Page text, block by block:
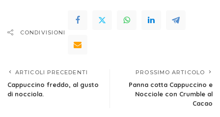
CONDIVISIONI
ARTICOLI PRECEDENTI
Cappuccino freddo, al gusto
di nocciola.
PROSSIMO ARTICOLO
Panna cotta Cappuccino e
Nocciole con Crumble al
Cacao